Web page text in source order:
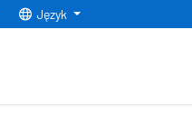
Normalny rozmiar czcionki
Rozmiar czcionki 150% Rozmiar czcionki 200%
Język